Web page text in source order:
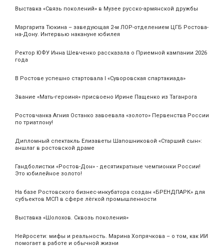
Выставка «Связь поколений» в Музее русско-армянской дружбы
Маргарита Тюкина – заведующая 2-м ЛОР-отделением ЦГБ Ростова-
на-Дону. Интервью накануне юбилея
Ректор ЮФУ Инна Шевченко рассказала о Приемной кампании 2026
года
В Ростове успешно стартовала I «Суворовская спартакиада»
Звание «Мать‑героиня» присвоено Ирине Пащенко из Таганрога
Ростовчанка Агния Останко завоевала «золото» Первенства России
по триатлону!
Дипломный спектакль Елизаветы Шапошниковой «Старший сын»:
аншлаг в ростовской драме
Гандболистки «Ростов-Дон» - десятикратные чемпионки России!
Это юбилейное золото!
На базе Ростовского бизнес-инкубатора создан «БРЕНДПАРК» для
субъектов МСП в сфере лёгкой промышленности
Выставка «Шолохов. Сквозь поколения»
Нейросети: мифы и реальность. Марина Хопрячкова – о том, как ИИ
помогает в работе и обычной жизни